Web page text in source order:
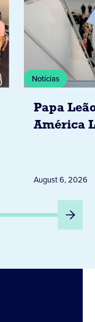
Notícias
Papa
América
Peru
August 6, 2026